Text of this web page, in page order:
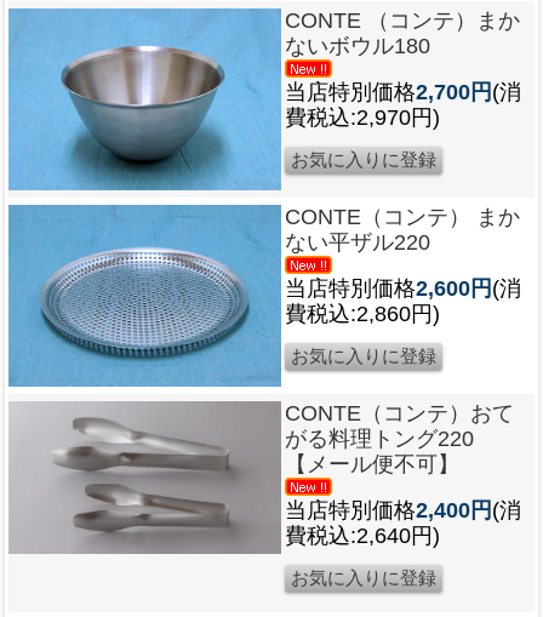
CONTE （コンテ）まか
ないボウル180
当店特別価格2,700円 (消
費税込:2,970円)
CONTE（コンテ） まか
ない平ザル220
当店特別価格2,600円 (消
費税込:2,860円)
CONTE（コンテ）おて
がる料理トング220
【メール便不可】
当店特別価格2,400円 (消
費税込:2,640円)